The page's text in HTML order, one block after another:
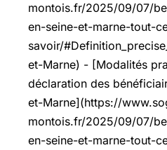
montois.fr/2025/09/07/
en-seine-et-marne-tout-
savoir/
et-Marne) - [Modalités
déclaration des
et-Marne](https://
montois.fr/2025/09/07/
en-seine-et-marne-tout-